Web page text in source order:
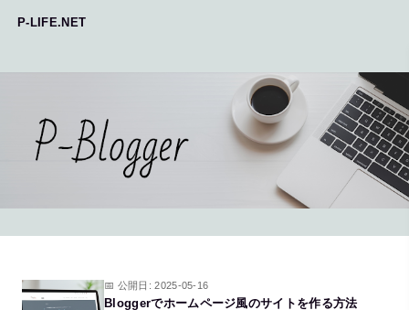
P-LIFE.NET
📅 公開日: 2025-05-16
Bloggerでホームページ風のサイトを作る方法